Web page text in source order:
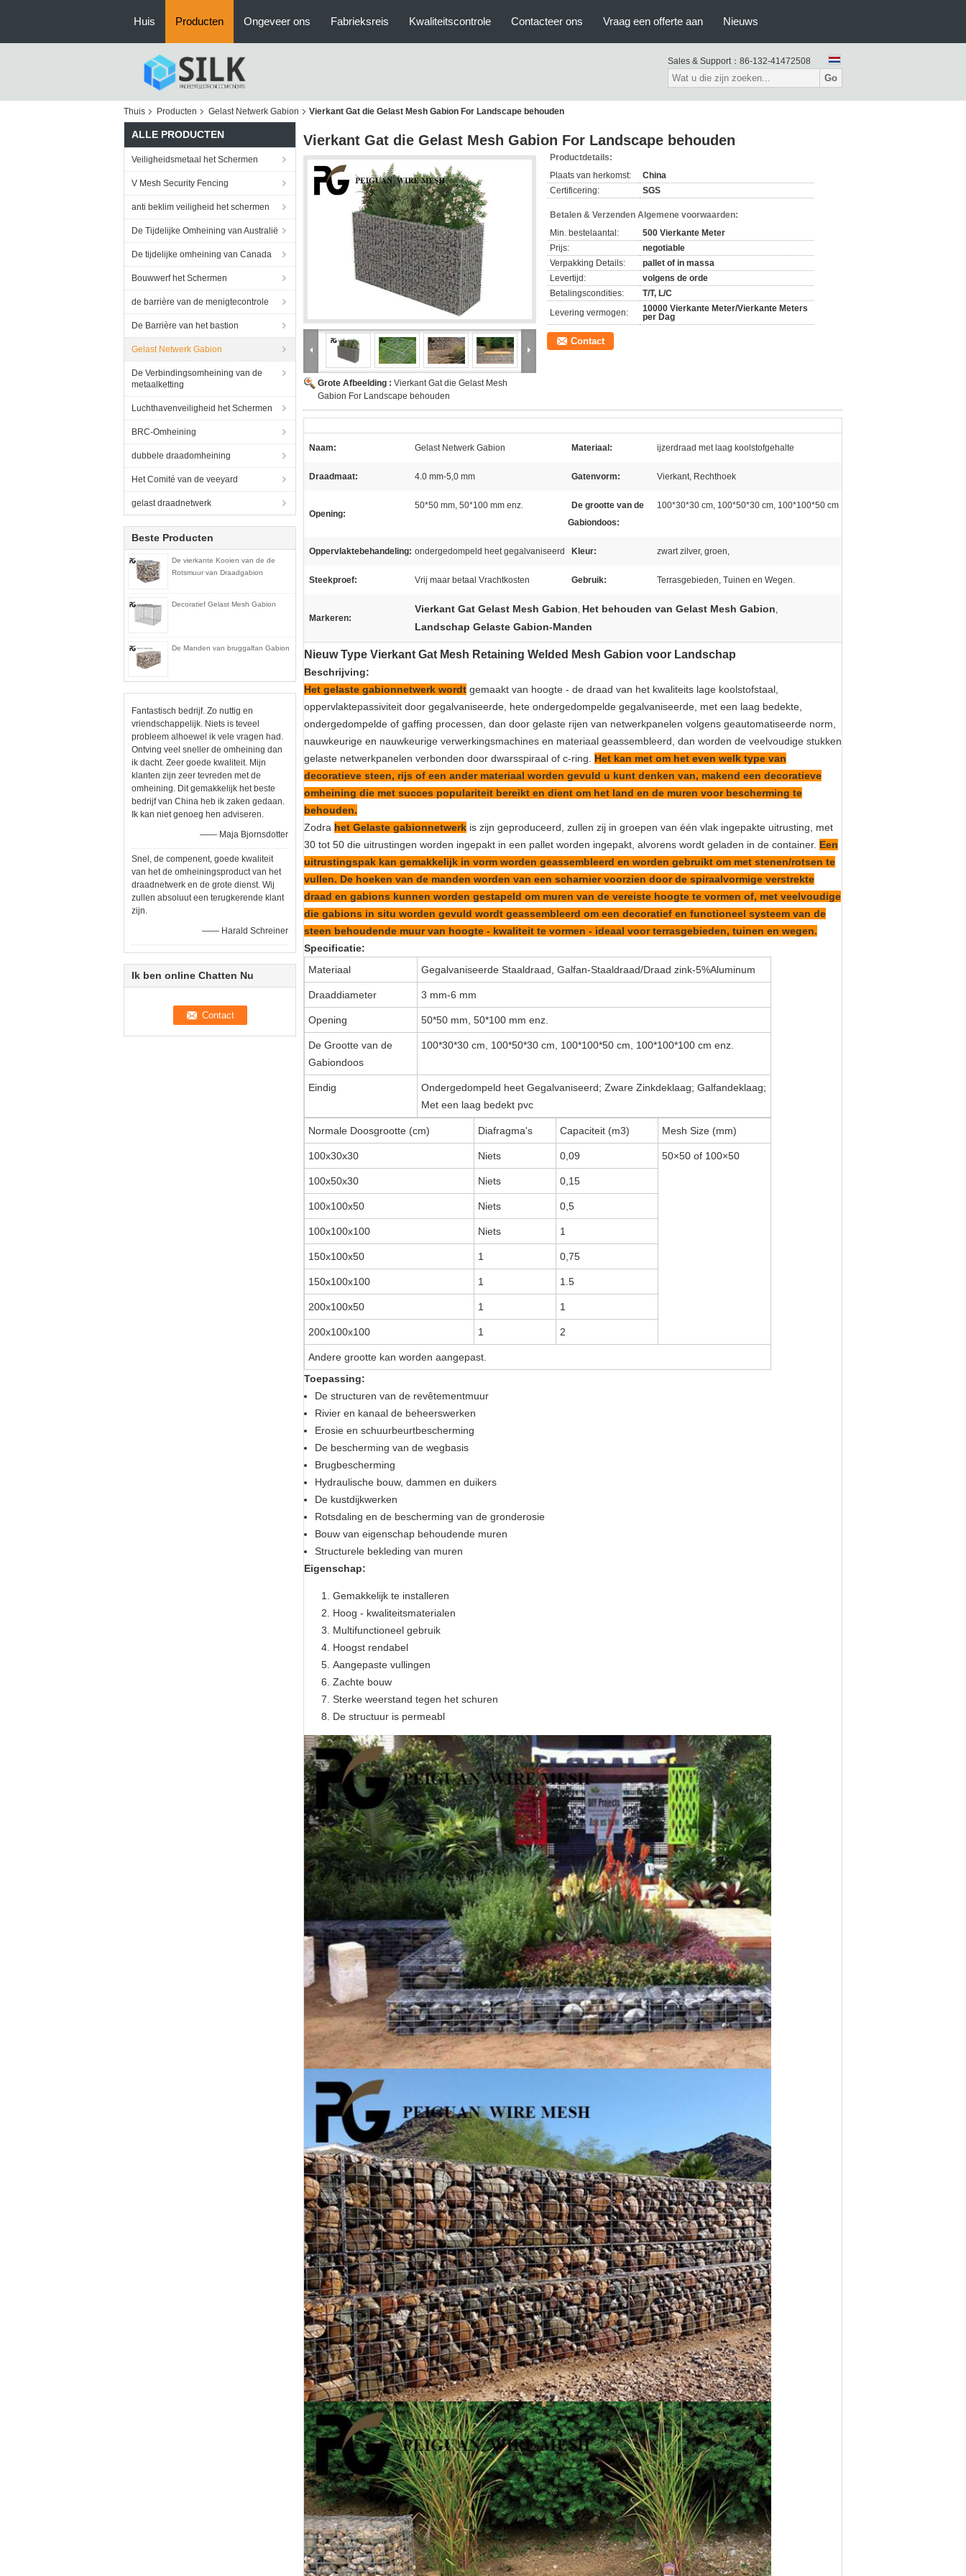
Huis Producten Ongeveer ons Fabrieksreis Kwaliteitscontrole Contacteer ons Vraag een offerte aan Nieuws
Sales & Support： 86-132-41472508
Go
Thuis Producten Gelast Netwerk Gabion Vierkant Gat die Gelast Mesh Gabion For Landscape behouden
ALLE PRODUCTEN
Veiligheidsmetaal het Schermen
V Mesh Security Fencing
anti beklim veiligheid het schermen
De Tijdelijke Omheining van Australië
De tijdelijke omheining van Canada
Bouwwerf het Schermen
de barrière van de menigtecontrole
De Barrière van het bastion
Gelast Netwerk Gabion
De Verbindingsomheining van de
metaalketting
Luchthavenveiligheid het Schermen
BRC-Omheining
dubbele draadomheining
Het Comité van de veeyard
gelast draadnetwerk
Beste Producten
De vierkante Kooien van de de
Rotsmuur van Draadgabion
Decoratief Gelast Mesh Gabion
De Manden van bruggalfan Gabion
Fantastisch bedrijf. Zo nuttig en
vriendschappelijk. Niets is teveel
probleem alhoewel ik vele vragen had.
Ontving veel sneller de omheining dan
ik dacht. Zeer goede kwaliteit. Mijn
klanten zijn zeer tevreden met de
omheining. Dit gemakkelijk het beste
bedrijf van China heb ik zaken gedaan.
Ik kan niet genoeg hen adviseren.
—— Maja Bjornsdotter
Snel, de compenent, goede kwaliteit
van het de omheiningsproduct van het
draadnetwerk en de grote dienst. Wij
zullen absoluut een terugkerende klant
zijn.
—— Harald Schreiner
Ik ben online Chatten Nu
Vierkant Gat die Gelast Mesh Gabion For Landscape behouden
Grote Afbeelding : Vierkant Gat die Gelast Mesh
Gabion For Landscape behouden
Productdetails:
Plaats van herkomst:
China
Certificering:
SGS
Betalen & Verzenden Algemene voorwaarden:
Min. bestelaantal:
500 Vierkante Meter
Prijs:
negotiable
Verpakking Details:
pallet of in massa
Levertijd:
volgens de orde
Betalingscondities:
T/T, L/C
Levering vermogen:
10000 Vierkante Meter/Vierkante Meters
per Dag
Contact
Naam: Gelast Netwerk Gabion Materiaal: ijzerdraad met laag koolstofgehalte
Draadmaat: 4.0 mm-5,0 mm Gatenvorm: Vierkant, Rechthoek
Opening:
50*50 mm, 50*100 mm enz.
De grootte van de
Gabiondoos:
100*30*30 cm, 100*50*30 cm, 100*100*50 cm
Oppervlaktebehandeling: ondergedompeld heet gegalvaniseerd Kleur: zwart zilver, groen,
Steekproef: Vrij maar betaal Vrachtkosten Gebruik: Terrasgebieden, Tuinen en Wegen.
Markeren:
Vierkant Gat Gelast Mesh Gabion, Het behouden van Gelast Mesh Gabion,
Landschap Gelaste Gabion-Manden
Nieuw Type Vierkant Gat Mesh Retaining Welded Mesh Gabion voor Landschap
Beschrijving:
Het gelaste gabionnetwerk wordt gemaakt van hoogte - de draad van het kwaliteits lage koolstofstaal,
oppervlaktepassiviteit door gegalvaniseerde, hete ondergedompelde gegalvaniseerde, met een laag bedekte,
ondergedompelde of gaffing processen, dan door gelaste rijen van netwerkpanelen volgens geautomatiseerde norm,
nauwkeurige en nauwkeurige verwerkingsmachines en materiaal geassembleerd, dan worden de veelvoudige stukken
gelaste netwerkpanelen verbonden door dwarsspiraal of c-ring. Het kan met om het even welk type van
decoratieve steen, rijs of een ander materiaal worden gevuld u kunt denken van, makend een decoratieve
omheining die met succes populariteit bereikt en dient om het land en de muren voor bescherming te
behouden.
Zodra het Gelaste gabionnetwerk is zijn geproduceerd, zullen zij in groepen van één vlak ingepakte uitrusting, met
30 tot 50 die uitrustingen worden ingepakt in een pallet worden ingepakt, alvorens wordt geladen in de container. Een
uitrustingspak kan gemakkelijk in vorm worden geassembleerd en worden gebruikt om met stenen/rotsen te
vullen. De hoeken van de manden worden van een scharnier voorzien door de spiraalvormige verstrekte
draad en gabions kunnen worden gestapeld om muren van de vereiste hoogte te vormen of, met veelvoudige
die gabions in situ worden gevuld wordt geassembleerd om een decoratief en functioneel systeem van de
steen behoudende muur van hoogte - kwaliteit te vormen - ideaal voor terrasgebieden, tuinen en wegen.
Specificatie:
Materiaal
Gegalvaniseerde Staaldraad, Galfan-Staaldraad/Draad zink-5%Aluminum
Draaddiameter 3 mm-6 mm
Opening 50*50 mm, 50*100 mm enz.
De Grootte van de
Gabiondoos
100*30*30 cm, 100*50*30 cm, 100*100*50 cm, 100*100*100 cm enz.
Eindig
Ondergedompeld heet Gegalvaniseerd; Zware Zinkdeklaag; Galfandeklaag;
Met een laag bedekt pvc
Normale Doosgrootte (cm) Diafragma's Capaciteit (m3) Mesh Size (mm)
100x30x30 Niets 0,09 50×50 of 100×50
100x50x30 Niets 0,15
100x100x50 Niets 0,5
100x100x100 Niets 1
150x100x50 1 0,75
150x100x100 1 1.5
200x100x50 1 1
200x100x100 1 2
Andere grootte kan worden aangepast.
Toepassing:
De structuren van de revêtementmuur
Rivier en kanaal de beheerswerken
Erosie en schuurbeurtbescherming
De bescherming van de wegbasis
Brugbescherming
Hydraulische bouw, dammen en duikers
De kustdijkwerken
Rotsdaling en de bescherming van de gronderosie
Bouw van eigenschap behoudende muren
Structurele bekleding van muren
Eigenschap:
Gemakkelijk te installeren
Hoog - kwaliteitsmaterialen
Multifunctioneel gebruik
Hoogst rendabel
Aangepaste vullingen
Zachte bouw
Sterke weerstand tegen het schuren
De structuur is permeabl